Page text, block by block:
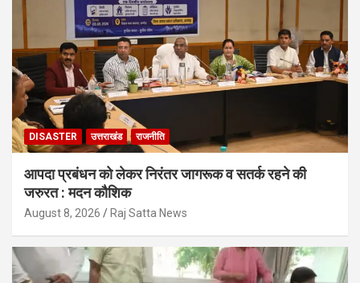
DISASTER उत्तराखंड राजनीति
आपदा प्रबंधन को लेकर निरंतर जागरूक व सतर्क रहने की
जरुरत : मदन कौशिक
August 8, 2026 Raj Satta News